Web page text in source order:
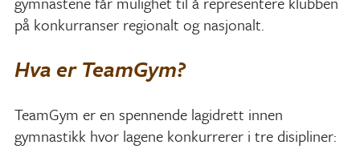
på konkurranser regionalt og nasjonalt.
Hva er TeamGym?
TeamGym er en spennende lagidrett innen
gymnastikk hvor lagene konkurrerer i tre disipliner: